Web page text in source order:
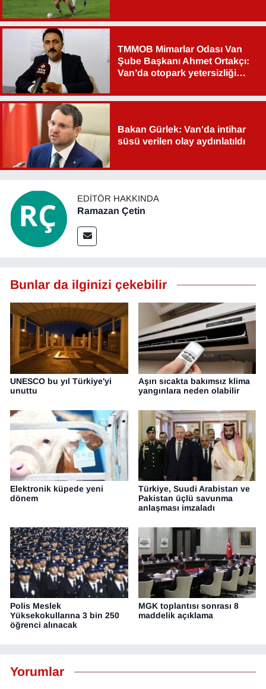
TMMOB Mimarlar Odası Van
Şube Başkanı Ahmet Ortakçı:
Van’da otopark yetersizliği
Bakan Gürlek: Van'da intihar
süsü verilen olay aydınlatıldı
EDITÖR HAKKINDA
Ramazan Çetin
Bunlar da ilginizi çekebilir
UNESCO bu yıl Türkiye'yi
unuttu
Aşırı sıcakta bakımsız klima
yangınlara neden olabilir
Elektronik küpede yeni
dönem
Türkiye, Suudi Arabistan ve
Pakistan üçlü savunma
anlaşması imzaladı
Polis Meslek
Yüksekokullarına 3 bin 250
öğrenci alınacak
MGK toplantısı sonrası 8
maddelik açıklama
Yorumlar
TEKNOLOJİ
Turizm
VAN'DA SPOR
Vasıta
YAŞAM
YEREL